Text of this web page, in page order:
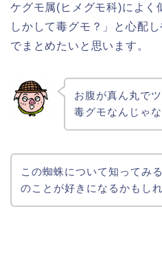
ケグモ属(ヒメグモ科)によく
しかして毒グモ？」と心配
でまとめたいと思います。
お腹が真ん丸で
毒グモなんじゃな
この蜘蛛について知ってみ
のことが好きになるかもし